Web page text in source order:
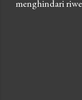
o
menghindari